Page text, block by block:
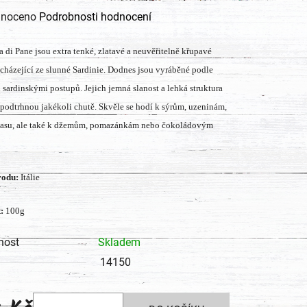
Podrobnosti hodnocení
di Pane jsou extra tenké, zlatavé a neuvěřitelně křupavé
ze slunné Sardinie. Dodnes jsou vyráběné podle
postupů. Jejich jemná slanost a lehká struktura
jakékoli chutě. Skvěle se hodí k sýrům, uzeninám,
ale také k džemům, pomazánkám nebo čokoládovým
Itálie
100g
Skladem
14150